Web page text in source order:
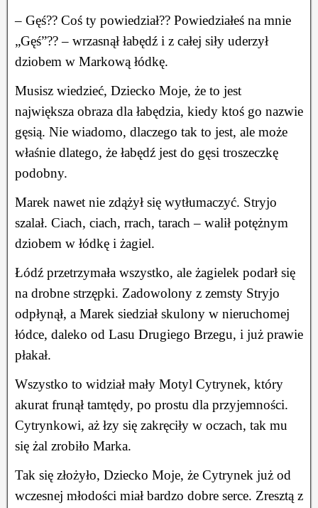
– Gęś?? Coś ty powiedział?? Powiedziałeś na mnie
„Gęś”?? – wrzasnął łabędź i z całej siły uderzył
dziobem w Markową łódkę.
Musisz wiedzieć, Dziecko Moje, że to jest
największa obraza dla łabędzia, kiedy ktoś go nazwie
gęsią. Nie wiadomo, dlaczego tak to jest, ale może
właśnie dlatego, że łabędź jest do gęsi troszeczkę
podobny.
Marek nawet nie zdążył się wytłumaczyć. Stryjo
szalał. Ciach, ciach, rrach, tarach – walił potężnym
dziobem w łódkę i żagiel.
Łódź przetrzymała wszystko, ale żagielek podarł się
na drobne strzępki. Zadowolony z zemsty Stryjo
odpłynął, a Marek siedział skulony w nieruchomej
łódce, daleko od Lasu Drugiego Brzegu, i już prawie
płakał.
Wszystko to widział mały Motyl Cytrynek, który
akurat frunął tamtędy, po prostu dla przyjemności.
Cytrynkowi, aż łzy się zakręciły w oczach, tak mu
się żal zrobiło Marka.
Tak się złożyło, Dziecko Moje, że Cytrynek już od
wczesnej młodości miał bardzo dobre serce. Zresztą z